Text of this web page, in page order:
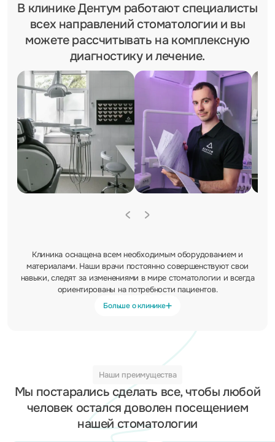
В клинике Дентум работают специалисты
всех направлений стоматологии и вы
можете рассчитывать на комплексную
диагностику и лечение.
Клиника оснащена всем необходимым оборудованием и
материалами. Наши врачи постоянно совершенствуют свои
навыки, следят за изменениями в мире стоматологии и всегда
ориентированы на потребности пациентов.
Больше о клинике
Наши преимущества
Мы постарались сделать все, чтобы любой
человек остался доволен посещением
нашей стоматологии